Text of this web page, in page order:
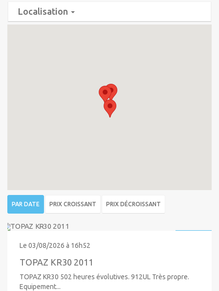
Localisation
PAR DATE PRIX CROISSANT PRIX DÉCROISSANT
Le 03/08/2026 à 16h52
TOPAZ KR30 2011
TOPAZ KR30 502 heures évolutives. 912UL Très propre.
Equipement...